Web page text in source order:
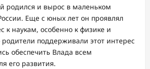
родился и вырос в маленьком
Еще с юных лет он проявлял
к наукам, особенно к физике и
родители поддерживали этот интерес
обеспечить Влада всем
его развития.